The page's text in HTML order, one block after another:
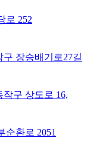
로 252
장승배기로27길
구 상도로 16,
순환로 2051